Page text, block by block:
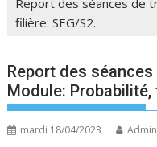
Report des séances de
filière: SEG/S2.
Report des
Module: Probabilité,
mardi 18/04/2023